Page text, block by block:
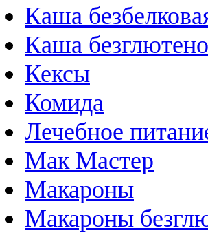
Каша
Каша
Кексы
Комида
Лечебное
Мак Мастер
Макароны
Макароны